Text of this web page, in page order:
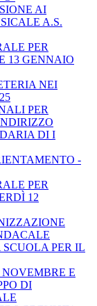
AI
A.S.
PER
13 GENNAIO
NEI
PER
DI I
-
PER
12
PER IL
E
DI